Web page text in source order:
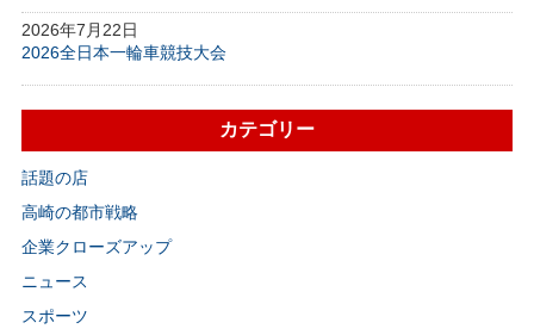
2026年7月22日
2026全日本一輪車競技大会
カテゴリー
話題の店
高崎の都市戦略
企業クローズアップ
ニュース
スポーツ